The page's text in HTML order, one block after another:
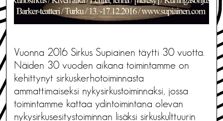
Vuonna 2016 Sirkus Supiainen täytti 30 vuotta.
Näiden 30 vuoden aikana toimintamme on
kehittynyt sirkuskerhotoiminnasta
ammattimaiseksi nykysirkustoiminnaksi, jossa
toimintamme kattaa ydintoimintana olevan
nykysirkusesitystoiminnan lisäksi sirkuskulttuurin